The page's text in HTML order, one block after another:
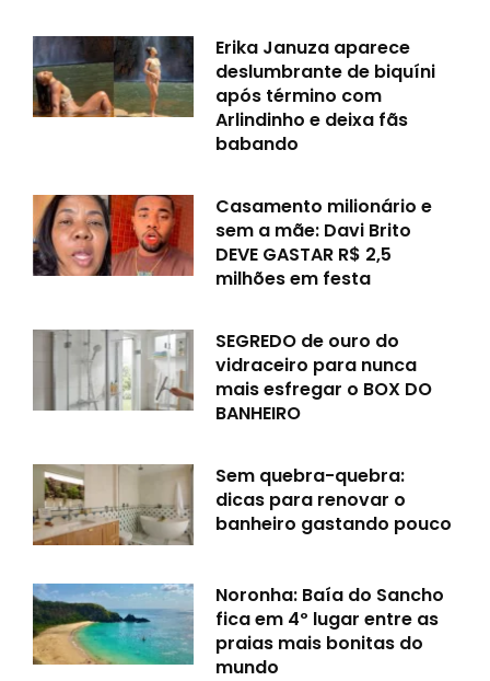
Erika Januza aparece
deslumbrante de biquíni
após término com
Arlindinho e deixa fãs
babando
Casamento milionário e
sem a mãe: Davi Brito
DEVE GASTAR R$ 2,5
milhões em festa
SEGREDO de ouro do
vidraceiro para nunca
mais esfregar o BOX DO
BANHEIRO
Sem quebra-quebra:
dicas para renovar o
banheiro gastando pouco
Noronha: Baía do Sancho
fica em 4º lugar entre as
praias mais bonitas do
mundo